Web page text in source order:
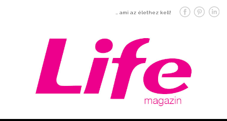
… ami az élethez kell!